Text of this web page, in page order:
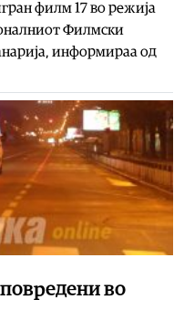
филм 17 во режија
Филмски
информираа од
во